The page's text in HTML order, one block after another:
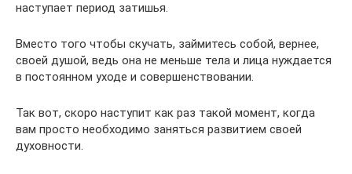
наступает период затишья.
Вместо того чтобы скучать, займитесь собой, вернее,
своей душой, ведь она не меньше тела и лица нуждается
в постоянном уходе и совершенствовании.
Так вот, скоро наступит как раз такой момент, когда
вам просто необходимо заняться развитием своей
духовности.